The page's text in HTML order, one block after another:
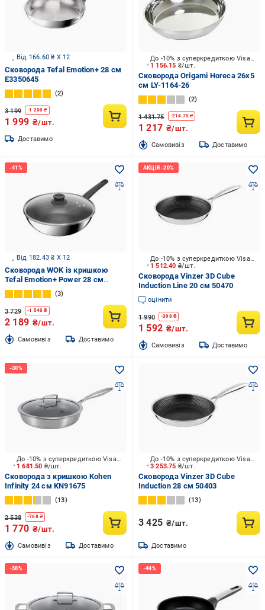
Від 166.60 ₴ X 12
Сковорода Tefal Emotion+ 28 см
E3350645
2
3 199 -1 200 ₴
1 999 ₴/шт.
Доставимо
1 156.15 ₴/шт.
До -10% з суперкредиткою Visa Вигода
Сковорода Origami Horeca 26х5
см LY-1164-26
2
1 431.75 -214.75₴
1 217 ₴/шт.
Cамовивіз Доставимо
Від 182.43 ₴ X 12
Сковорода WOK із кришкою
Tefal Emotion+ Power 28 см
E3411655
3
3 729 -1 540 ₴
2 189 ₴/шт.
Cамовивіз Доставимо
1 512.40 ₴/шт.
До -10% з суперкредиткою Visa Вигода
Сковорода Vinzer 3D Cube
Induction Line 20 см 50470
оцінити
1 990 -398₴
1 592 ₴/шт.
Cамовивіз Доставимо
1 681.50 ₴/шт.
До -10% з суперкредиткою Visa Вигода
Сковорода з кришкою Kohen
Infinity 24 см KN91675
13
2 538 -768₴
1 770 ₴/шт.
Cамовивіз Доставимо
3 253.75 ₴/шт.
До -10% з суперкредиткою Visa Вигода
Сковорода Vinzer 3D Cube
Induction 28 см 50403
13
3 425 ₴/шт.
Доставимо